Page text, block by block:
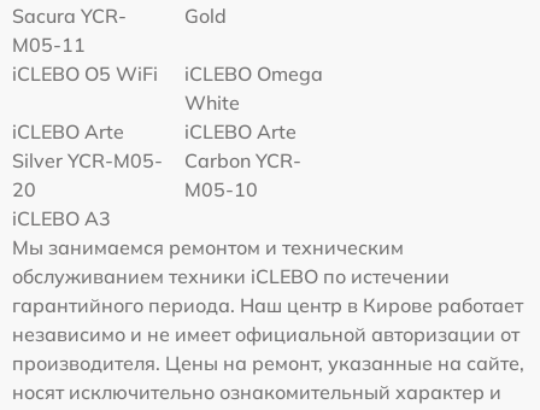
Sacura YCR-
M05-11
Gold
iCLEBO O5 WiFi
iCLEBO Omega
White
iCLEBO Arte
Silver YCR-M05-
20
iCLEBO Arte
Carbon YCR-
M05-10
iCLEBO A3
Мы занимаемся ремонтом и техническим
обслуживанием техники iCLEBO по истечении
гарантийного периода. Наш центр в Кирове работает
независимо и не имеет официальной авторизации от
производителя. Цены на ремонт, указанные на сайте,
носят исключительно ознакомительный характер и